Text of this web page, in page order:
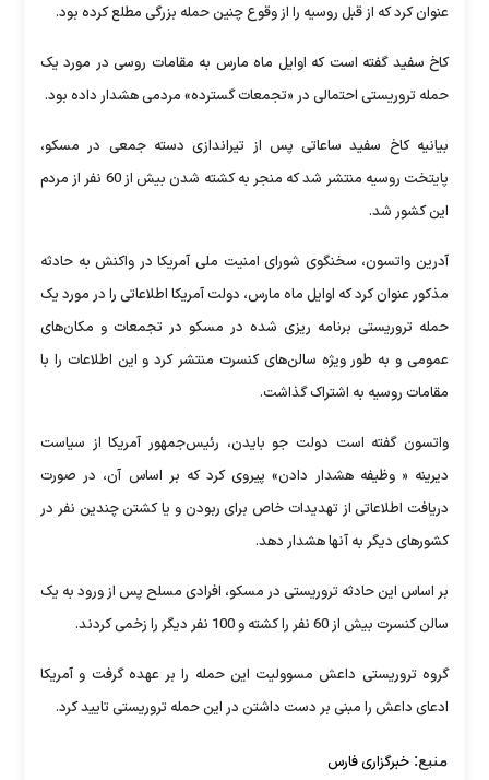
عنوان کرد که از قبل روسیه را از وقوع چنین حمله بزرگی مطلع کرده بود.
کاخ سفید گفته است که اوایل ماه مارس به مقامات روسی در مورد یک
حمله تروریستی احتمالی در «تجمعات گسترده» مردمی هشدار داده بود.
بیانیه کاخ سفید ساعاتی پس از تیراندازی دسته جمعی در مسکو،
پایتخت روسیه منتشر شد که منجر به کشته شدن بیش از 60 نفر از مردم
این کشور شد.
آدرین واتسون، سخنگوی شورای امنیت ملی آمریکا در واکنش به حادثه
مذکور عنوان کرد که اوایل ماه مارس، دولت آمریکا اطلاعاتی را در مورد یک
حمله تروریستی برنامه ریزی شده در مسکو در تجمعات و مکان‌های
عمومی و به طور ویژه سالن‌های کنسرت منتشر کرد و این اطلاعات را با
مقامات روسیه به اشتراک گذاشت.
واتسون گفته است دولت جو بایدن، رئیس‌جمهور آمریکا از سیاست
دیرینه « وظیفه هشدار دادن» پیروی کرد که بر اساس آن، در صورت
دریافت اطلاعاتی از تهدیدات خاص برای ربودن و یا کشتن چندین نفر در
کشورهای دیگر به آنها هشدار دهد.
بر اساس این حادثه تروریستی در مسکو، افرادی مسلح پس از ورود به یک
سالن کنسرت بیش از 60 نفر را کشته و 100 نفر دیگر را زخمی کردند.
گروه تروریستی داعش مسوولیت این حمله را بر عهده گرفت و آمریکا
ادعای داعش را مبنی بر دست داشتن در این حمله تروریستی تایید کرد.
منبع: خبرگزاری فارس